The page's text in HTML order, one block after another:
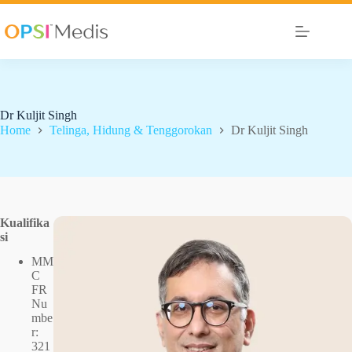
Dr Kuljit Singh
Home
Telinga, Hidung & Tenggorokan Dr Kuljit Singh
Kualifika
si
MM
C
FR
Nu
mbe
r:
321